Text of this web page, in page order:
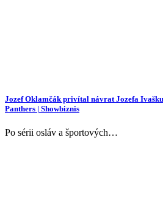
Jozef Oklamčák privítal návrat Jozefa
Panthers | Showbiznis
Po sérii osláv a športových…